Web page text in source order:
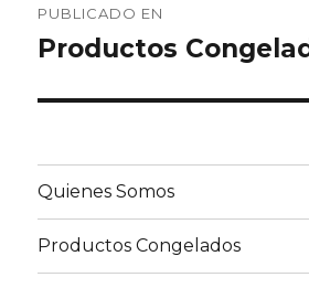
de
PUBLICADO EN
Productos
Quienes Somos
Productos Congelados